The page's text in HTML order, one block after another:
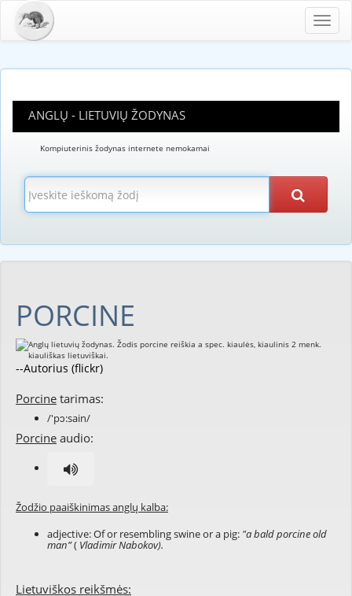
ANGLŲ - LIETUVIŲ ŽODYNAS
Kompiuterinis žodynas internete nemokamai
PORCINE
--Autorius (flickr)
Porcine tarimas:
/'pɔ:sain/
Porcine audio:
Žodžio paaiškinimas anglų kalba:
adjective: Of or resembling swine or a pig: "a bald porcine old
man”( Vladimir Nabokov).
Lietuviškos reikšmės: